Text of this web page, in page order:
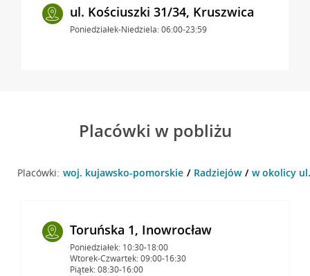
ul. Kościuszki 31/34, Kruszwica
Poniedziałek-Niedziela: 06:00-23:59
Placówki w pobliżu
Placówki: woj. kujawsko-pomorskie Radziejów w okolicy
Toruńska 1, Inowrocław
Poniedziałek: 10:30-18:00
Wtorek-Czwartek: 09:00-16:30
Piątek: 08:30-16:00